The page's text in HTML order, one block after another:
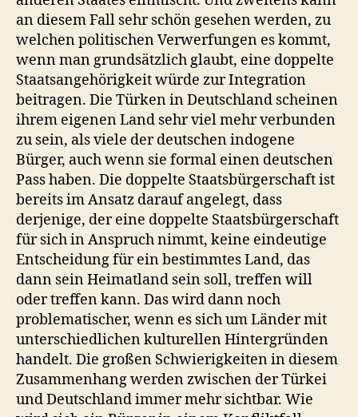
an diesem Fall sehr schön gesehen werden, zu
welchen politischen Verwerfungen es kommt,
wenn man grundsätzlich glaubt, eine doppelte
Staatsangehörigkeit würde zur Integration
beitragen. Die Türken in Deutschland scheinen
ihrem eigenen Land sehr viel mehr verbunden
zu sein, als viele der deutschen indogene
Bürger, auch wenn sie formal einen deutschen
Pass haben. Die doppelte Staatsbürgerschaft ist
bereits im Ansatz darauf angelegt, dass
derjenige, der eine doppelte Staatsbürgerschaft
für sich in Anspruch nimmt, keine eindeutige
Entscheidung für ein bestimmtes Land, das
dann sein Heimatland sein soll, treffen will
oder treffen kann. Das wird dann noch
problematischer, wenn es sich um Länder mit
unterschiedlichen kulturellen Hintergründen
handelt. Die großen Schwierigkeiten in diesem
Zusammenhang werden zwischen der Türkei
und Deutschland immer mehr sichtbar. Wie